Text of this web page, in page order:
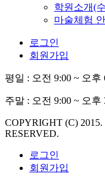
학원소개(
마술체험
로그인
회원가입
평일 : 오전 9:00 ~ 오후
주말 : 오전 9:00 ~ 오후
COPYRIGHT (C)
RESERVED.
로그인
회원가입